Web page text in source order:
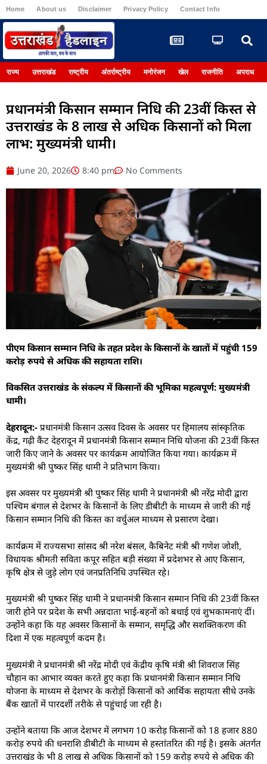
Home About us Disclaimer Privacy Policy Contact Info
राज्य उत्तराखंड राष्ट्रीय अंतर्राष्ट्रीय मनोरंजन खेल राजनीति अपराध
प्रधानमंत्री किसान सम्मान निधि की 23वीं किस्त से
उत्तराखंड के 8 लाख से अधिक किसानों को मिला
लाभ: मुख्यमंत्री धामी।
June 20, 2026 8:40 pm No Comments
पीएम किसान सम्मान निधि के तहत प्रदेश के किसानों के खातों में पहुंची 159
करोड़ रुपये से अधिक की सहायता राशि।
विकसित उत्तराखंड के संकल्प में किसानों की भूमिका महत्वपूर्ण: मुख्यमंत्री
धामी।
देहरादून:- प्रधानमंत्री किसान उत्सव दिवस के अवसर पर हिमालय सांस्कृतिक
केंद्र, गढ़ी कैंट देहरादून में प्रधानमंत्री किसान सम्मान निधि योजना की 23वीं किस्त
जारी किए जाने के अवसर पर कार्यक्रम आयोजित किया गया। कार्यक्रम में
मुख्यमंत्री श्री पुष्कर सिंह धामी ने प्रतिभाग किया।
इस अवसर पर मुख्यमंत्री श्री पुष्कर सिंह धामी ने प्रधानमंत्री श्री नरेंद्र मोदी द्वारा
पश्चिम बंगाल से देशभर के किसानों के लिए डीबीटी के माध्यम से जारी की गई
किसान सम्मान निधि की किस्त का वर्चुअल माध्यम से प्रसारण देखा।
कार्यक्रम में राज्यसभा सांसद श्री नरेश बंसल, कैबिनेट मंत्री श्री गणेश जोशी,
विधायक श्रीमती सविता कपूर सहित बड़ी संख्या में प्रदेशभर से आए किसान,
कृषि क्षेत्र से जुड़े लोग एवं जनप्रतिनिधि उपस्थित रहे।
मुख्यमंत्री श्री पुष्कर सिंह धामी ने प्रधानमंत्री किसान सम्मान निधि की 23वीं किस्त
जारी होने पर प्रदेश के सभी अन्नदाता भाई-बहनों को बधाई एवं शुभकामनाएं दीं।
उन्होंने कहा कि यह अवसर किसानों के सम्मान, समृद्धि और सशक्तिकरण की
दिशा में एक महत्वपूर्ण कदम है।
मुख्यमंत्री ने प्रधानमंत्री श्री नरेंद्र मोदी एवं केंद्रीय कृषि मंत्री श्री शिवराज सिंह
चौहान का आभार व्यक्त करते हुए कहा कि प्रधानमंत्री किसान सम्मान निधि
योजना के माध्यम से देशभर के करोड़ों किसानों को आर्थिक सहायता सीधे उनके
बैंक खातों में पारदर्शी तरीके से पहुंचाई जा रही है।
उन्होंने बताया कि आज देशभर में लगभग 10 करोड़ किसानों को 18 हजार 880
करोड़ रुपये की धनराशि डीबीटी के माध्यम से हस्तांतरित की गई है। इसके अंतर्गत
उत्तराखंड के भी 8 लाख से अधिक किसानों को 159 करोड़ रुपये से अधिक की